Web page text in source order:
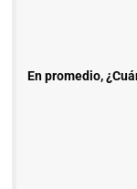
En promedio,